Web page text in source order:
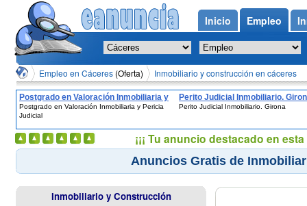
Empleo en Cáceres (Oferta) Inmobiliario y construcción en cáceres
Postgrado en Valoración Inmobiliaria y
Pericia Judicial
Postgrado en Valoración Inmobiliaria y Pericia
Judicial
Perito Judicial Inmobiliario.
Perito Judicial Inmobiliario. Girona
Anuncios Gratis de
Inmobiliario y Construcción
Inicio Empleo
¡¡¡ Tu anuncio destacado en